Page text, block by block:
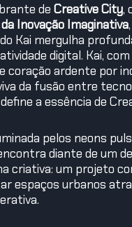
de Creative City,
Inovação Imaginativa
Kai mergulha
digital. Kai,
coração ardente por
da fusão entre
a essência de
pelos neons
diante de um
criativa: um projeto
espaços urbanos